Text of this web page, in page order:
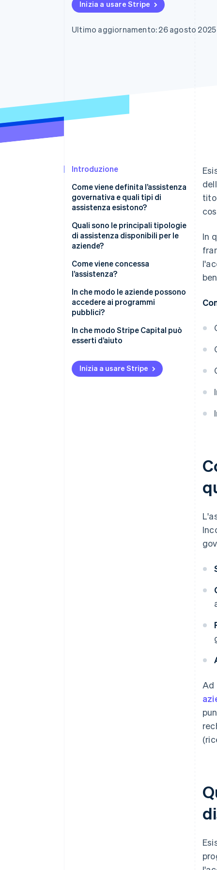
Financial Connections
Conti finanziari collegati
Inizia a usare Stripe
Ultimo aggiornamento: 26 agosto 2025
Introduzione
Come viene definita l’assistenza
governativa e quali tipi di
assistenza esistono?
Quali sono le principali tipologie
di assistenza disponibili per le
aziende?
Assistenza per nuove aziende
dell’attività
Assistenza mirata
Come viene concessa
l’assistenza?
In che modo le aziende possono
accedere ai programmi
pubblici?
In che modo Stripe Capital può
esserti d’aiuto
Inizia a usare Stripe
In
Ad